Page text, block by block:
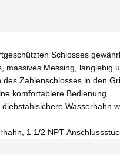
Schlosses
massives Messing, langlebig
Zahlenschlosses in den
komfortablere Bedienung.
Wasserhahn
1 1/2 NPT-